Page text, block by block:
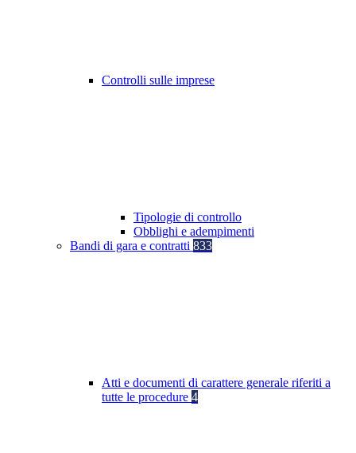
Controlli sulle imprese
Tipologie di controllo
Obblighi e adempimenti
Bandi di gara e contratti 833
Atti e documenti di carattere generale riferiti a
tutte le procedure 4